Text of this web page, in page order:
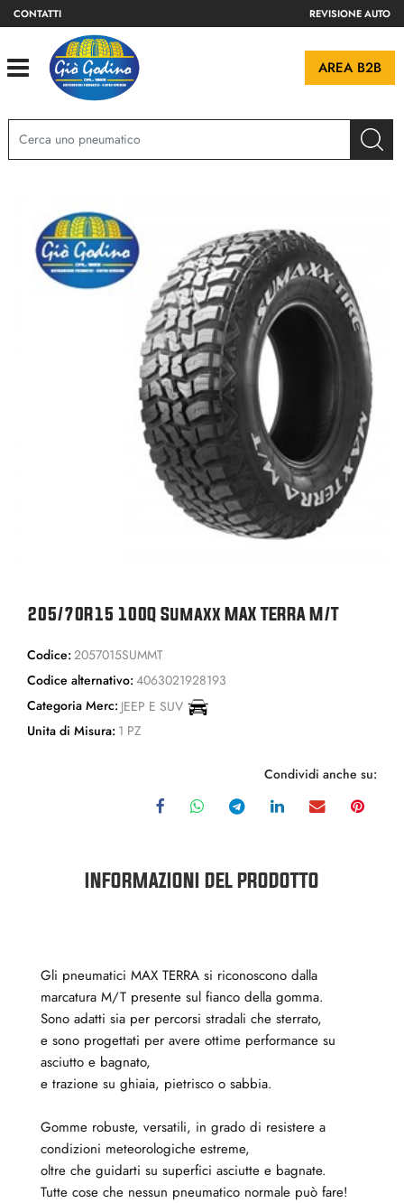
CONTATTI REVISIONE AUTO
Open AREA B2B
205/70R15 100Q Sumaxx MAX TERRA M/T
Codice: 2057015SUMMT
Codice alternativo: 4063021928193
Categoria Merc: JEEP E SUV
Unita di Misura: 1 PZ
Condividi anche su:
INFORMAZIONI DEL PRODOTTO
Gli pneumatici MAX TERRA si riconoscono dalla
marcatura M/T presente sul fianco della gomma.
Sono adatti sia per percorsi stradali che sterrato,
e sono progettati per avere ottime performance su
asciutto e bagnato,
e trazione su ghiaia, pietrisco o sabbia.
Gomme robuste, versatili, in grado di resistere a
condizioni meteorologiche estreme,
oltre che guidarti su superfici asciutte e bagnate.
Tutte cose che nessun pneumatico normale può fare!